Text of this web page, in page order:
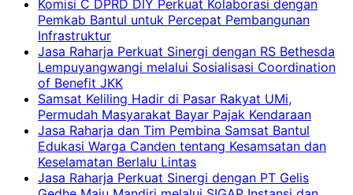
Komisi C DPRD DIY Perkuat Kolaborasi dengan
Pemkab Bantul untuk Percepat Pembangunan
Infrastruktur
Jasa Raharja Perkuat Sinergi dengan RS Bethesda
Lempuyangwangi melalui Sosialisasi Coordination
of Benefit JKK
Samsat Keliling Hadir di Pasar Rakyat UMi,
Permudah Masyarakat Bayar Pajak Kendaraan
Jasa Raharja dan Tim Pembina Samsat Bantul
Edukasi Warga Canden tentang Kesamsatan dan
Keselamatan Berlalu Lintas
Jasa Raharja Perkuat Sinergi dengan PT Gelis